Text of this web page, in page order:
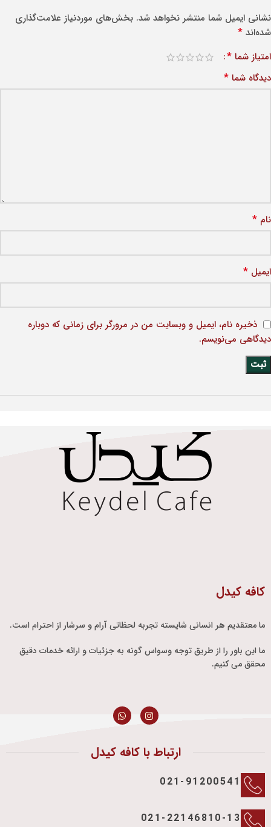
نشانی ایمیل شما منتشر نخواهد شد. بخش‌های موردنیاز علامت‌گذاری
شده‌اند *
امتیاز شما *
دیدگاه شما *
نام *
ایمیل *
ذخیره نام، ایمیل و وبسایت من در مرورگر برای زمانی که دوباره
دیدگاهی می‌نویسم.
کافه کیدل
ما معتقدیم هر انسانی شایسته تجربه لحظاتی آرام و سرشار از احترام است.
ما این باور را از طریق توجه وسواس گونه به جزئیات و ارائه خدمات دقیق
محقق می کنیم.
ارتباط با کافه کیدل
021-91200541
021-22146810-13